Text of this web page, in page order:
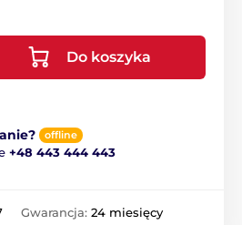
Do koszyka
offline
+48 443 444 443
Gwarancja: 24 miesięcy